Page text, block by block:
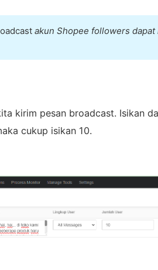
akun Shopee followers dapat
kirim pesan broadcast. Isikan
cukup isikan 10.